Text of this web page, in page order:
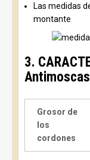
Las medidas
montante
3.
Grosor de
los
cordones